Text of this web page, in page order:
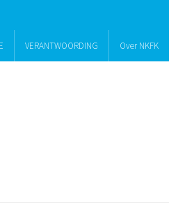
VERANTWOORDING Over NKFK